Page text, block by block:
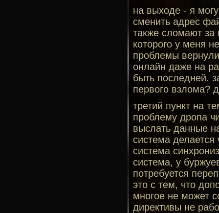
на выходе - я
сменить адрес
также сломают за
которого у меня
проблемы
онлайн даже на
быть последней.
первого взлома?
третий пункт на
проблему дропа
выслать данные
система делается
система
система, у
потребуется
это с тем, что
многое не может
директивы не